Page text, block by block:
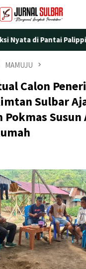
Pantai Palippis:
MAMUJU
Calon
Sulbar
Susun